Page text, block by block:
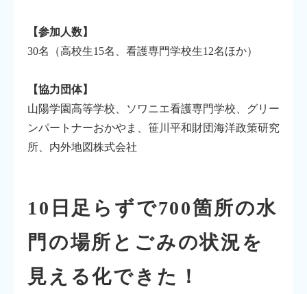
【参加人数】
30名（高校生15名、看護専門学校生12名ほか）
【協力団体】
山陽学園高等学校、ソワニエ看護専門学校、グリー
ンパートナーおかやま、笹川平和財団海洋政策研究
所、内外地図株式会社
10日足らずで700箇所の水
門の場所とごみの状況を
見える化できた！